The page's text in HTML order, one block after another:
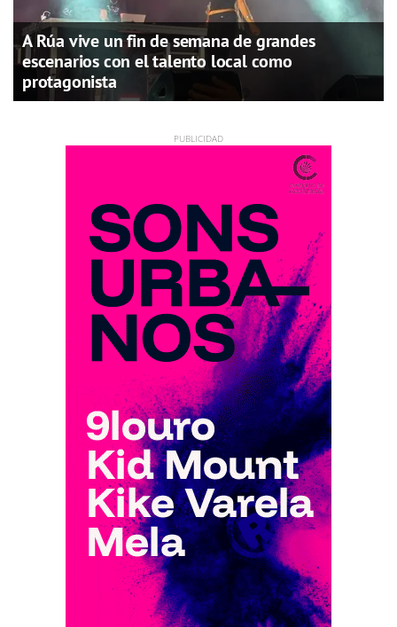
A Rúa vive un fin de semana de grandes
escenarios con el talento local como
protagonista